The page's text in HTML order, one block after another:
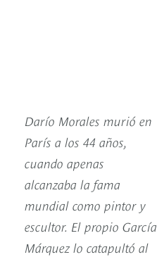
Darío Morales murió en
París a los 44 años,
cuando apenas
alcanzaba la fama
mundial como pintor y
escultor. El propio García
Márquez lo catapultó al